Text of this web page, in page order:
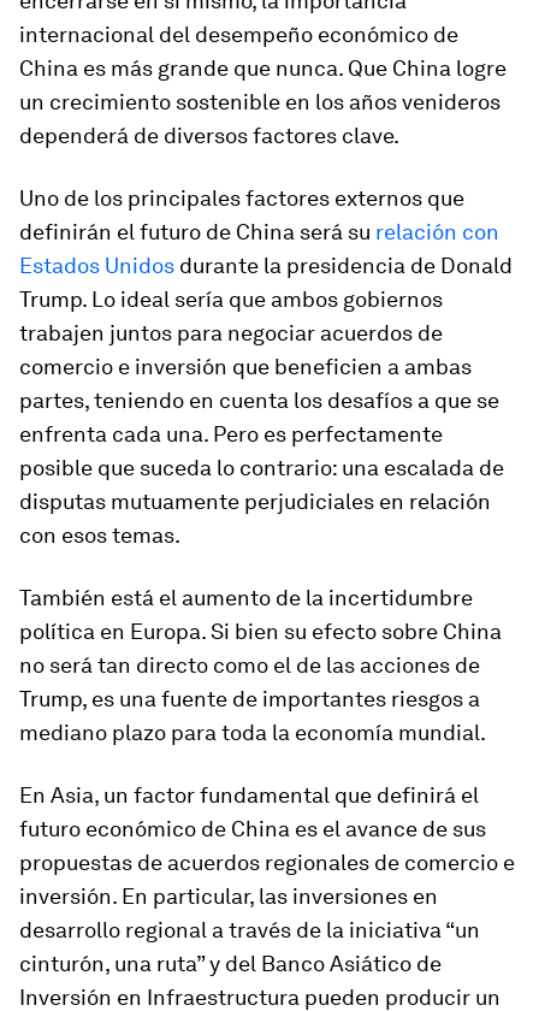
internacional del desempeño económico de
China es más grande que nunca. Que China logre
un crecimiento sostenible en los años venideros
dependerá de diversos factores clave.
Uno de los principales factores externos que
definirán el futuro de China será su relación con
Estados Unidos durante la presidencia de Donald
Trump. Lo ideal sería que ambos gobiernos
trabajen juntos para negociar acuerdos de
comercio e inversión que beneficien a ambas
partes, teniendo en cuenta los desafíos a que se
enfrenta cada una. Pero es perfectamente
posible que suceda lo contrario: una escalada de
disputas mutuamente perjudiciales en relación
con esos temas.
También está el aumento de la incertidumbre
política en Europa. Si bien su efecto sobre China
no será tan directo como el de las acciones de
Trump, es una fuente de importantes riesgos a
mediano plazo para toda la economía mundial.
En Asia, un factor fundamental que definirá el
futuro económico de China es el avance de sus
propuestas de acuerdos regionales de comercio e
inversión. En particular, las inversiones en
desarrollo regional a través de la iniciativa “un
cinturón, una ruta” y del Banco Asiático de
Inversión en Infraestructura pueden producir un